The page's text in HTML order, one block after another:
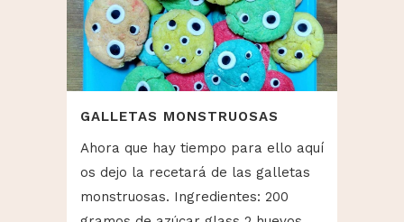
GALLETAS MONSTRUOSAS
Ahora que hay tiempo para ello aquí
os dejo la recetará de las galletas
monstruosas. Ingredientes: 200